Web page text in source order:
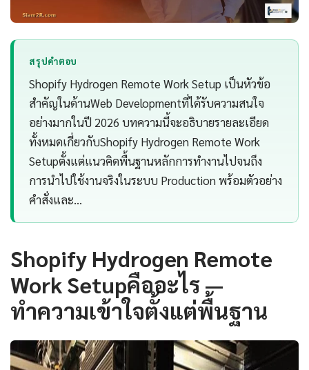
สรุปคำตอบ
Shopify Hydrogen Remote Work Setup เป็นหัวข้อ
สำคัญในด้านWeb Developmentที่ได้รับความสนใจ
อย่างมากในปี 2026 บทความนี้จะอธิบายรายละเอียด
ทั้งหมดเกี่ยวกับShopify Hydrogen Remote Work
Setupตั้งแต่แนวคิดพื้นฐานหลักการทำงานไปจนถึง
การนำไปใช้งานจริงในระบบ Production พร้อมตัวอย่าง
คำสั่งและ…
Shopify Hydrogen Remote
Work Setupคืออะไร —
ทำความเข้าใจตั้งแต่พื้นฐาน